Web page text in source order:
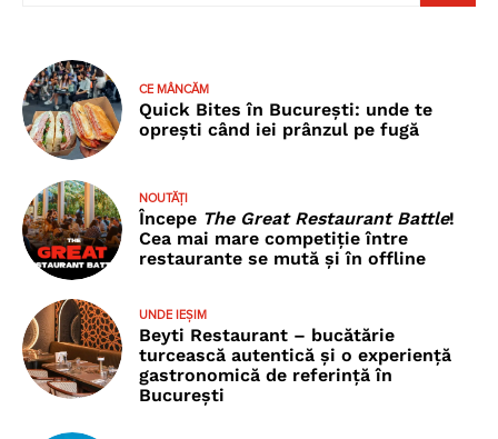
CE MÂNCĂM
Quick Bites în București: unde te
oprești când iei prânzul pe fugă
NOUTĂȚI
Începe The Great Restaurant Battle!
Cea mai mare competiție între
restaurante se mută și în offline
UNDE IEȘIM
Beyti Restaurant – bucătărie
turcească autentică și o experiență
gastronomică de referință în
București